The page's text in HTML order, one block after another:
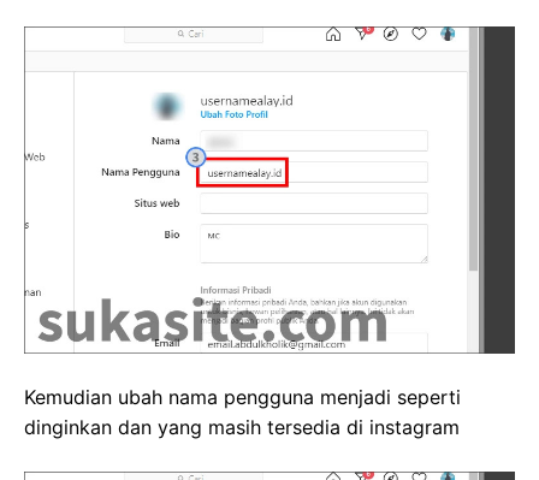
Kemudian ubah nama pengguna menjadi seperti
dinginkan dan yang masih tersedia di instagram